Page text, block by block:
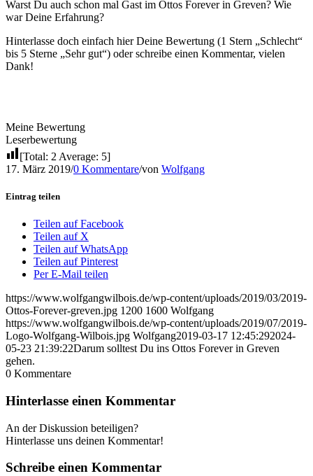
Warst Du auch schon mal Gast im Ottos Forever in Greven? Wie
war Deine Erfahrung?
Hinterlasse doch einfach hier Deine Bewertung (1 Stern „Schlecht“
bis 5 Sterne „Sehr gut“) oder schreibe einen Kommentar, vielen
Dank!
Meine Bewertung
Leserbewertung
[Total: 2 Average: 5]
17. März 2019/0 Kommentare/von Wolfgang
Eintrag teilen
Teilen auf Facebook
Teilen auf X
Teilen auf WhatsApp
Teilen auf Pinterest
Per E-Mail teilen
https://www.wolfgangwilbois.de/wp-content/uploads/2019/03/2019-
Ottos-Forever-greven.jpg 1200 1600 Wolfgang
https://www.wolfgangwilbois.de/wp-content/uploads/2019/07/2019-
Logo-Wolfgang-Wilbois.jpg Wolfgang2019-03-17 12:45:292024-
05-23 21:39:22Darum solltest Du ins Ottos Forever in Greven
gehen.
0 Kommentare
Hinterlasse einen Kommentar
An der Diskussion beteiligen?
Hinterlasse uns deinen Kommentar!
Schreibe einen Kommentar